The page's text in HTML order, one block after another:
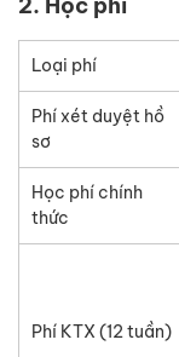
Loại phí
Phí xét duyệt hồ
sơ
Học phí chính
thức
Phí KTX (12 tuần)